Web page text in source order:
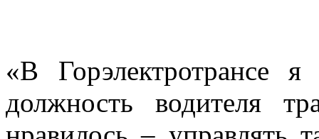
«В Горэлектротрансе
должность водителя